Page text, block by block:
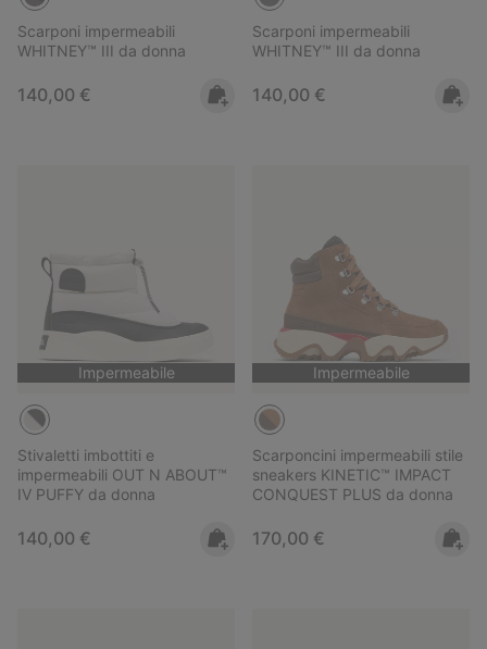
Scarponi impermeabili
WHITNEY™ III da donna
Regular price:
140,00 €
Scarponi impermeabili
WHITNEY™ III da donna
Regular price:
140,00 €
Impermeabile
Stivaletti imbottiti e
impermeabili OUT N ABOUT™
IV PUFFY da donna
Regular price:
140,00 €
Impermeabile
Scarponcini impermeabili stile
sneakers KINETIC™ IMPACT
CONQUEST PLUS da donna
Regular price:
170,00 €